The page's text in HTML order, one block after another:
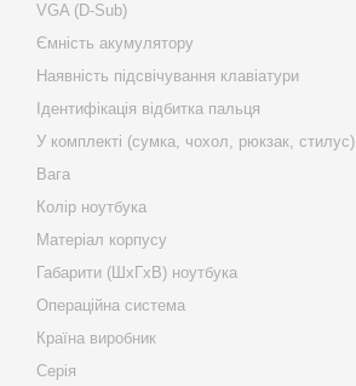
VGA (D-Sub)
Ємність акумулятору
Наявність підсвічування клавіатури
Ідентифікація відбитка пальця
У комплекті (сумка, чохол, рюкзак, стилус)
Вага
Колір ноутбука
Матеріал корпусу
Габарити (ШхГхВ) ноутбука
Операційна система
Країна виробник
Серія